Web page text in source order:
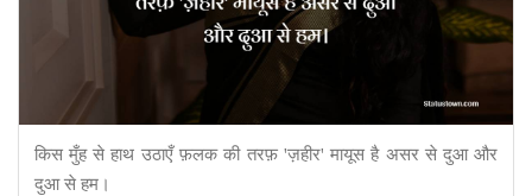
किस मुँह से हाथ उठाएँ फ़लक की तरफ़ 'ज़हीर' मायूस है असर से दुआ और
दुआ से हम।